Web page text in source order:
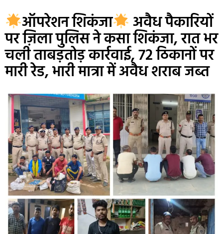
ऑपरेशन शिकंजा अवैध पैकारियों
पर ज़िला पुलिस ने कसा शिकंजा, रात भर
चली ताबड़तोड़ कार्रवाई, 72 ठिकानों पर
मारी रेड, भारी मात्रा में अवैध शराब जब्त